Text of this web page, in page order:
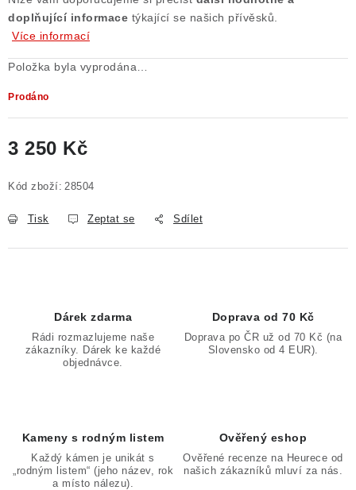
doplňující informace týkající se našich přívěsků.
Více informací
Položka byla vyprodána…
Prodáno
3 250 Kč
Kód zboží: 28504
Tisk Zeptat se Sdílet
Dárek zdarma
Rádi rozmazlujeme naše
zákazníky. Dárek ke každé
objednávce.
Doprava od 70 Kč
Doprava po ČR už od 70 Kč (na
Slovensko od 4 EUR).
Kameny s rodným listem
Každý kámen je unikát s
„rodným listem“ (jeho název, rok
a místo nálezu).
Ověřený eshop
Ověřené recenze na Heurece od
našich zákazníků mluví za nás.